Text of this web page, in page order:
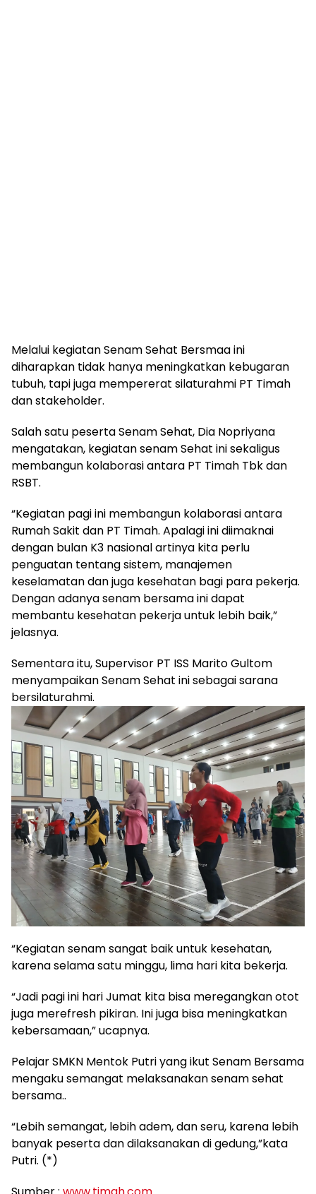
Melalui kegiatan Senam Sehat Bersmaa ini
diharapkan tidak hanya meningkatkan kebugaran
tubuh, tapi juga mempererat silaturahmi PT Timah
dan stakeholder.
Salah satu peserta Senam Sehat, Dia Nopriyana
mengatakan, kegiatan senam Sehat ini sekaligus
membangun kolaborasi antara PT Timah Tbk dan
RSBT.
“Kegiatan pagi ini membangun kolaborasi antara
Rumah Sakit dan PT Timah. Apalagi ini diimaknai
dengan bulan K3 nasional artinya kita perlu
penguatan tentang sistem, manajemen
keselamatan dan juga kesehatan bagi para pekerja.
Dengan adanya senam bersama ini dapat
membantu kesehatan pekerja untuk lebih baik,”
jelasnya.
Sementara itu, Supervisor PT ISS Marito Gultom
menyampaikan Senam Sehat ini sebagai sarana
bersilaturahmi.
“Kegiatan senam sangat baik untuk kesehatan,
karena selama satu minggu, lima hari kita bekerja.
“Jadi pagi ini hari Jumat kita bisa meregangkan otot
juga merefresh pikiran. Ini juga bisa meningkatkan
kebersamaan,” ucapnya.
Pelajar SMKN Mentok Putri yang ikut Senam Bersama
mengaku semangat melaksanakan senam sehat
bersama..
“Lebih semangat, lebih adem, dan seru, karena lebih
banyak peserta dan dilaksanakan di gedung,”kata
Putri. (*)